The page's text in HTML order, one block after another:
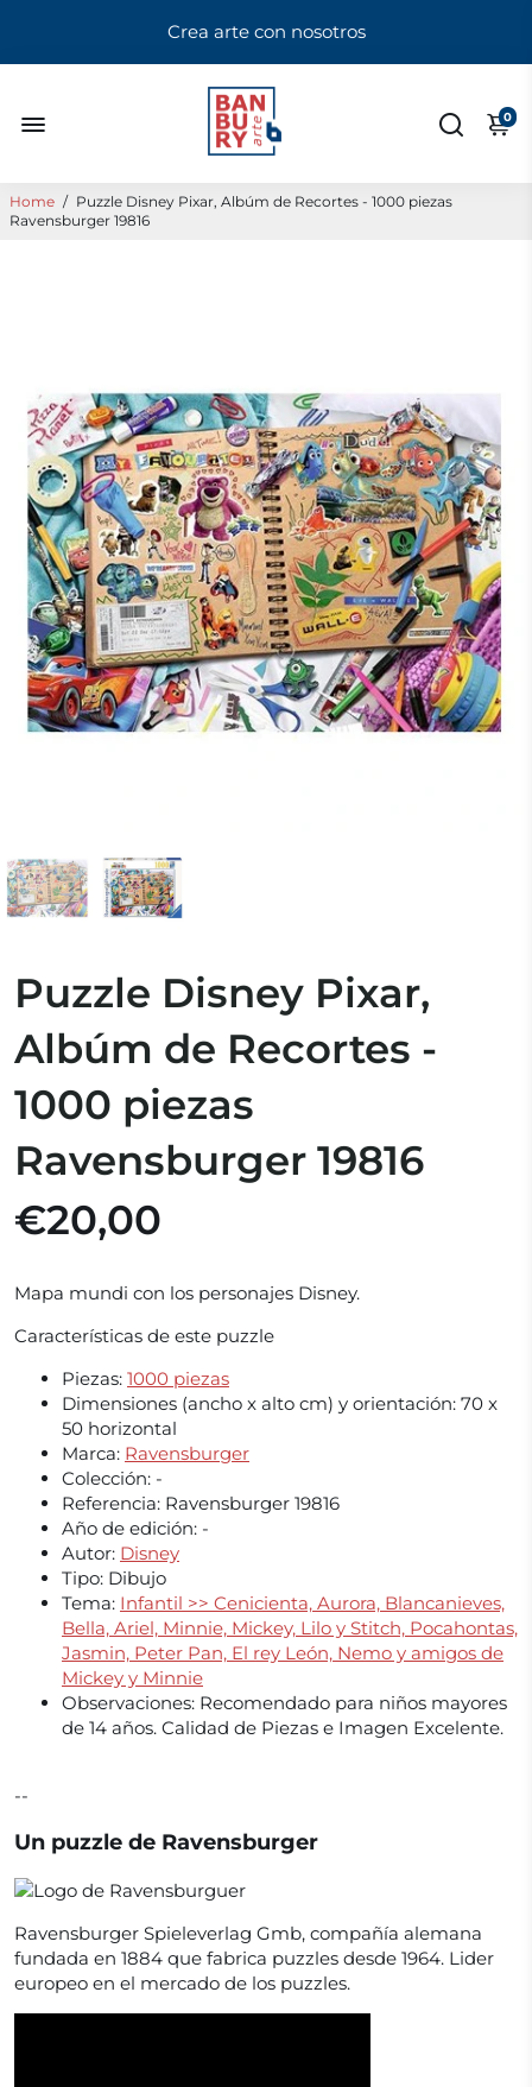
Crea arte con nosotros
0
Home / Puzzle Disney Pixar, Albúm de Recortes - 1000 piezas
Ravensburger 19816
Puzzle Disney Pixar,
Albúm de Recortes -
1000 piezas
Ravensburger 19816
€20,00
Mapa mundi con los personajes Disney.
Características de este puzzle
Piezas: 1000 piezas
Dimensiones (ancho x alto cm) y orientación: 70 x
50 horizontal
Marca: Ravensburger
Colección: -
Referencia: Ravensburger 19816
Año de edición: -
Autor: Disney
Tipo: Dibujo
Tema: Infantil >> Cenicienta, Aurora, Blancanieves,
Bella, Ariel, Minnie, Mickey, Lilo y Stitch, Pocahontas,
Jasmin, Peter Pan, El rey León, Nemo y amigos de
Mickey y Minnie
Observaciones: Recomendado para niños mayores
de 14 años. Calidad de Piezas e Imagen Excelente.
--
Un puzzle de Ravensburger
Ravensburger Spieleverlag Gmb, compañía alemana
fundada en 1884 que fabrica puzzles desde 1964. Lider
europeo en el mercado de los puzzles.